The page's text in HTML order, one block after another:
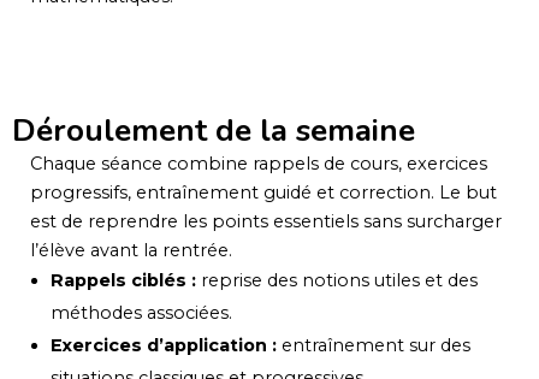
Déroulement de la semaine
Chaque séance combine rappels de cours, exercices
progressifs, entraînement guidé et correction. Le but
est de reprendre les points essentiels sans surcharger
l’élève avant la rentrée.
Rappels ciblés : reprise des notions utiles et des
méthodes associées.
Exercices d’application : entraînement sur des